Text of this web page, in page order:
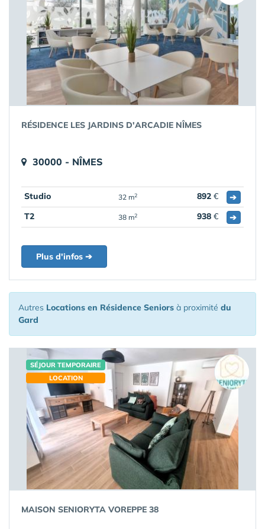
RÉSIDENCE LES JARDINS D'ARCADIE NÎMES
30000 - NÎMES
Studio 32 m2 892 €
➔
T2
38 m2 938 € ➔
Plus d'infos ➔
Autres Locations en Résidence Seniors à proximité du
Gard
SÉJOUR TEMPORAIRE
LOCATION
MAISON SENIORYTA VOREPPE 38